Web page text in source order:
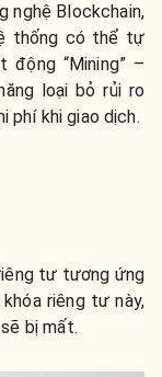
nghệ Blockchain,
thống có thể tự
động “Mining” –
loại bỏ rủi ro
phí khi giao dịch.
tư tương ứng
riêng tư này,
bị mất.